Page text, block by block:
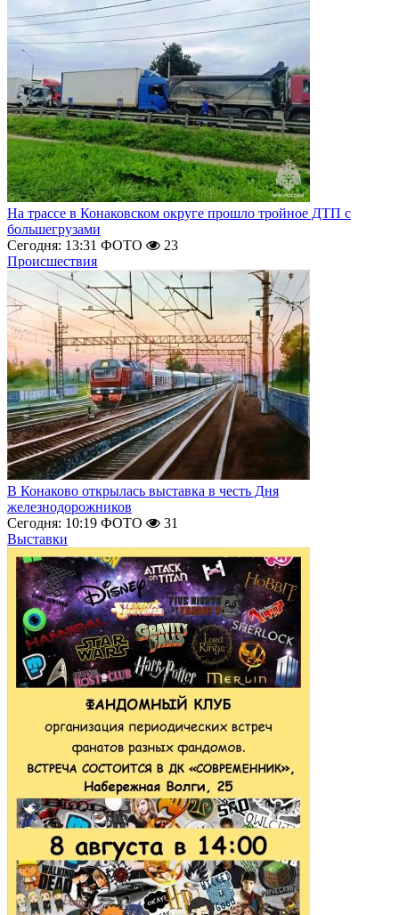
На трассе в Конаковском округе прошло тройное ДТП с
большегрузами
Сегодня: 13:31 ФОТО
23
Происшествия
В Конаково открылась выставка в честь Дня
железнодорожников
Сегодня: 10:19 ФОТО
31
Выставки